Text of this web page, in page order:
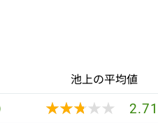
池上の平均値
★★★★★
★★★★★ 2.71